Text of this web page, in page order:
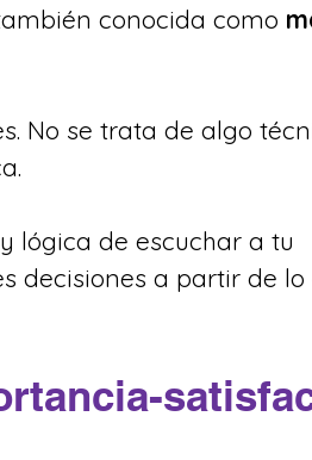
conocida como
No se trata de algo
lógica de escuchar a tu
decisiones a partir de lo